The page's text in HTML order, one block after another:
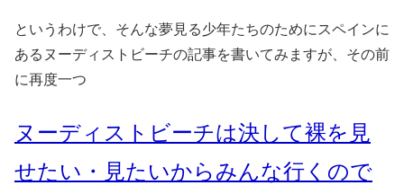
というわけで、そんな夢見る少年たちのためにスペインに
あるヌーディストビーチの記事を書いてみますが、その前
に再度一つ
ヌーディストビーチは決して裸を見
せたい・見たいからみんな行くので